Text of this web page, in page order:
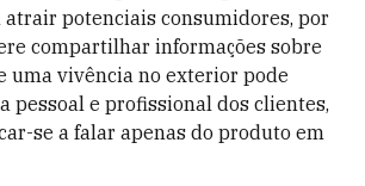
potenciais consumidores, por
compartilhar informações sobre
uma vivência no exterior pode
pessoal e profissional dos clientes,
se a falar apenas do produto em